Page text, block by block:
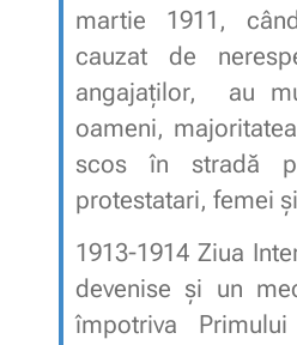
martie 1911,
cauzat de
angajaţilor, au
oameni,
scos în stradă
protestatari, femei
1913-1914 Ziua
devenise şi un
împotriva